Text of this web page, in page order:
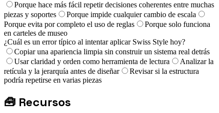
Porque hace más fácil repetir decisiones coherentes entre muchas
piezas y soportes
Porque impide cualquier cambio de escala
Porque evita por completo el uso de reglas
Porque solo funciona
en carteles de museo
¿Cuál es un error típico al intentar aplicar Swiss Style hoy?
Copiar una apariencia limpia sin construir un sistema real detrás
Usar claridad y orden como herramienta de lectura
Analizar la
retícula y la jerarquía antes de diseñar
Revisar si la estructura
podría repetirse en varias piezas
🧰 Recursos